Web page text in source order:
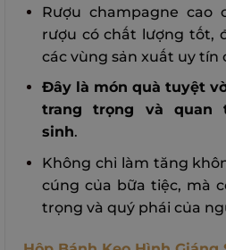
Rượu champagne cao
rượu có chất lượng tốt,
các vùng sản xuất uy tín
Đây là món quà tuyệt
trang trọng và quan
sinh.
Không chỉ làm tăng
cúng của bữa tiệc, mà
trọng và quý phái của